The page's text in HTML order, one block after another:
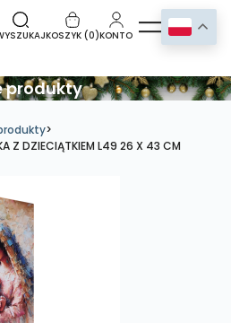
KOSZYK (0)KONTO
produkty
>
Z DZIECIĄTKIEM L49 26 X 43 CM